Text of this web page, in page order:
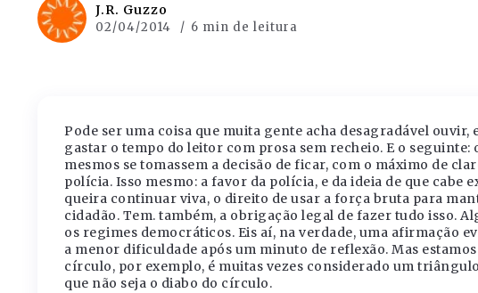
J.R. Guzzo
02/04/2014 6 min de leitura
Pode ser uma coisa que muita gente acha desagradável
gastar o tempo do leitor com prosa sem recheio. E o
mesmos se tomassem a decisão de ficar, com o máximo de
polícia. Isso mesmo: a favor da polícia, e da ideia de que cabe
queira continuar viva, o direito de usar a força bruta para
cidadão. Tem. também, a obrigação legal de fazer tudo isso.
os regimes democráticos. Eis aí, na verdade, uma afirmação
a menor dificuldade após um minuto de reflexão. Mas
círculo, por exemplo, é muitas vezes considerado um
que não seja o diabo do círculo.